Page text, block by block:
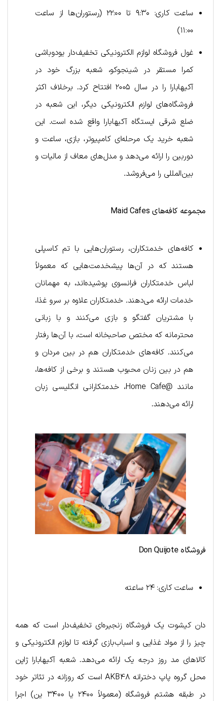
ساعت کاری: ۹:۳۰ تا ۲۲:۰۰ (رستوران‌ها از ساعت
۱۱:۰۰)
غول فروشگاه لوازم الکترونیکی تخفیف‌دار یودوباشی
کمرا مستقر در شینجوکو، شعبه بزرگ خود در
آکیهابارا را در سال ۲۰۰۵ افتتاح کرد. برخلاف اکثر
فروشگاه‌های لوازم الکترونیکی دیگر، این شعبه در
ضلع شرقی ایستگاه آکیهابارا واقع شده است. این
شعبه خرید یک مرحله‌ای کامپیوتر، بازی، ساعت و
دوربین را ارائه می‌دهد و مدل‌های معاف از مالیات و
بین‌المللی را می‌فروشد.
مجموعه کافه‌های Maid Cafes
کافه‌های خدمتکاران، رستوران‌هایی با تم کاسپلی
هستند که در آن‌ها پیشخدمت‌هایی که معمولاً
لباس خدمتکاران فرانسوی پوشیده‌اند، به مهمانان
خدمات ارائه می‌دهند. خدمتکاران علاوه بر سرو غذا،
با مشتریان گفتگو و بازی می‌کنند و با زبانی
محترمانه که مختص صاحبخانه است، با آن‌ها رفتار
می‌کنند. کافه‌های خدمتکاران هم در بین مردان و
هم در بین زنان محبوب هستند و برخی از کافه‌ها،
مانند @Home Cafe، خدمتکارانی انگلیسی زبان
ارائه می‌دهند.
فروشگاهDon Quijote
ساعت کاری: ۲۴ ساعته
دان کیشوت یک فروشگاه زنجیره‌ای تخفیف‌دار است که همه
چیز را از مواد غذایی و اسباب‌بازی گرفته تا لوازم الکترونیکی و
کالاهای مد روز درجه یک ارائه می‌دهد. شعبه آکیهابارا ژاپن
محل گروه پاپ دخترانه AKB48 است که روزانه در تئاتر خود
در طبقه هشتم فروشگاه (معمولاً ۲۴۰۰ یا ۳۴۰۰ ین) اجرا